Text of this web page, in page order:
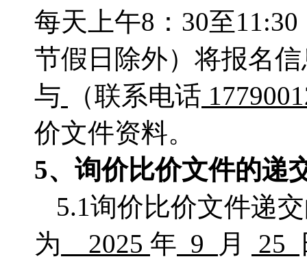
每天上午8： 30至
节假日除外）将报名
与
（联系电话
价文件资料。
5、 询价比价文件的递
5.1询价比价文件递
为
2025 年 9 月 25